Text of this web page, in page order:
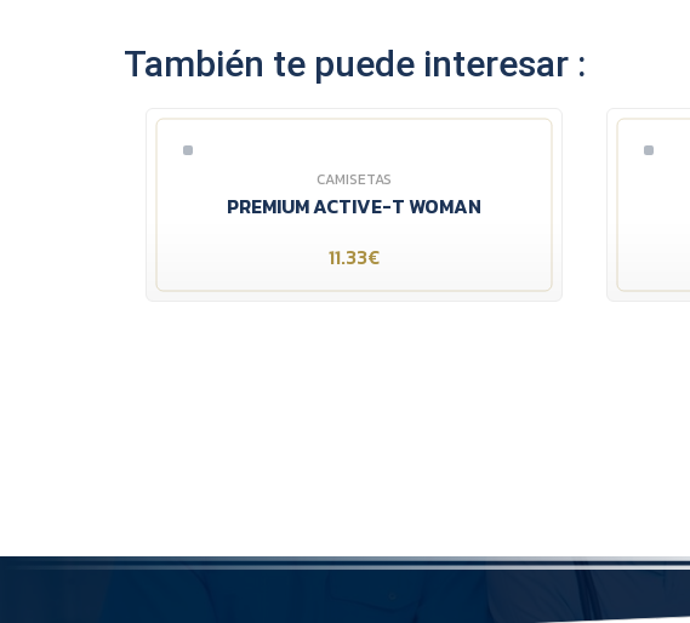
También te puede interesar :
CAMISETAS
PREMIUM ACTIVE-T WOMAN
11.33€